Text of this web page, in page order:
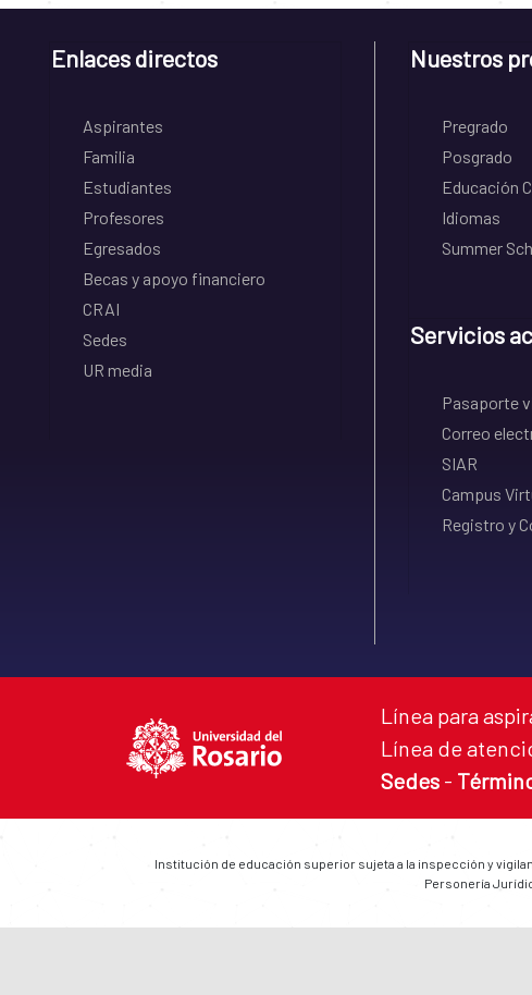
Enlaces directos
Aspirantes
Familia
Estudiantes
Profesores
Egresados
Becas y apoyo financiero
CRAI
Sedes
UR media
Nuestros
Pregrado
Posgrado
Educación
Idiomas
Summer
Servicios
Pasaporte
Correo
SIAR
Campus
Registro y
Línea para
Línea de
Sedes -
Institución de educación superior sujeta a la inspección y
Personería